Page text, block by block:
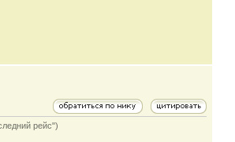
рейс")